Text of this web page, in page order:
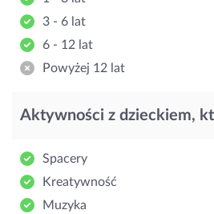
3 - 6 lat
6 - 12 lat
Powyżej 12 lat
Aktywności z dzieckiem,
Spacery
Kreatywność
Muzyka